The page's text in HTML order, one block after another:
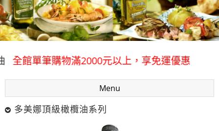
館單筆購物滿2000元以上，享免運優惠
Menu
多美娜頂級橄欖油系列